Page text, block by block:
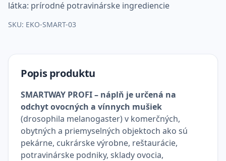
látka: prírodné potravinárske ingrediencie
SKU: EKO-SMART-03
Popis produktu
SMARTWAY PROFI – náplň je určená na
odchyt ovocných a vínnych mušiek
(drosophila melanogaster) v komerčných,
obytných a priemyselných objektoch ako sú
pekárne, cukrárske výrobne, reštaurácie,
potravinárske podniky, sklady ovocia,